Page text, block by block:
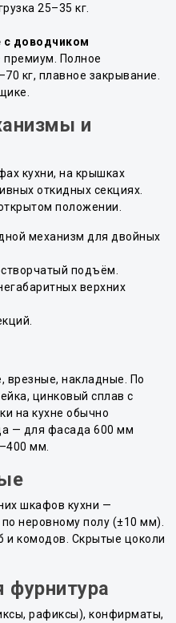
25–35 кг.
доводчиком
премиум. Полное
кг, плавное закрывание.
и
кухни, на крышках
откидных секциях.
положении.
механизм для двойных
подъём.
верхних
врезные, накладные. По
цинковый сплав с
на кухне обычно
— для фасада 600 мм
мм.
шкафов кухни —
неровному полу (±10 мм).
и комодов. Скрытые цоколи
фурнитура
рафиксы), конфирматы,